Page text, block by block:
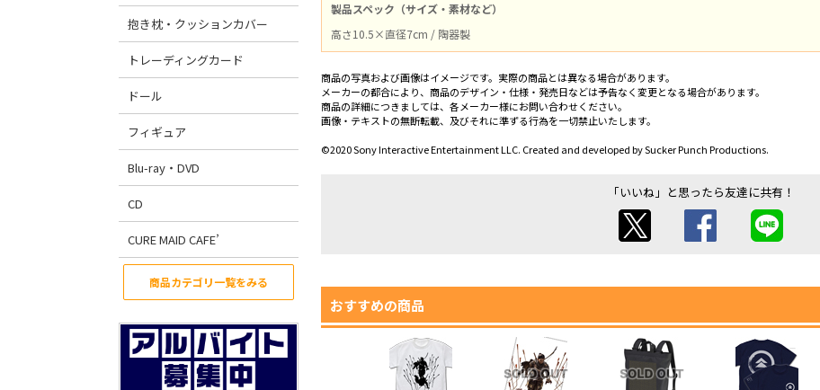
抱き枕・クッションカバー
トレーディングカード
ドール
フィギュア
Blu-ray・DVD
CD
CURE MAID CAFE’
商品カテゴリ一覧をみる
製品スペック（サイズ・素材など）
高さ10.5×直径7cm / 陶器製
商品の写真および画像はイメージです。実際の商品とは異なる場合があります。
メーカーの都合により、商品のデザイン・仕様・発売日などは予告なく変更となる場合があります。
商品の詳細につきましては、各メーカー様にお問い合わせください。
画像・テキストの無断転載、及びそれに準ずる行為を一切禁止いたします。
©2020 Sony Interactive Entertainment LLC. Created and developed by Sucker Punch Productions.
「いいね」と思ったら友達に共有！
おすすめの商品